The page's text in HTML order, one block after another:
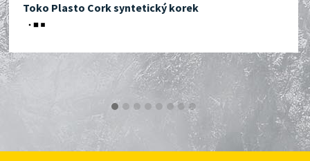
Toko Plasto Cork syntetický korek